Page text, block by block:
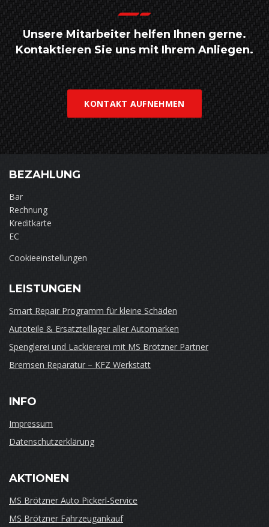
Unsere Mitarbeiter helfen Ihnen gerne.
Kontaktieren Sie uns mit Ihrem Anliegen.
KONTAKT AUFNEHMEN
BEZAHLUNG
Bar
Rechnung
Kreditkarte
EC
Cookieeinstellungen
LEISTUNGEN
Smart Repair Programm für kleine Schäden
Autoteile & Ersatzteillager aller Automarken
Spenglerei und Lackiererei mit MS Brötzner Partner
Bremsen Reparatur – KFZ Werkstatt
INFO
Impressum
Datenschutzerklärung
AKTIONEN
MS Brötzner Auto Pickerl-Service
MS Brötzner Fahrzeugankauf